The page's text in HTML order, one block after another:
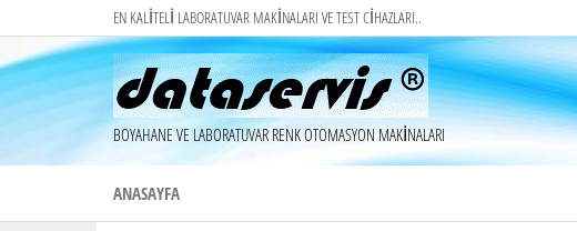
atla
EN KALİTELİ LABORATUVAR MAKİNALARI VE TEST CİHAZLARI..
BOYAHANE VE LABORATUVAR RENK OTOMASYON MAKİNALARI
ANASAYFA